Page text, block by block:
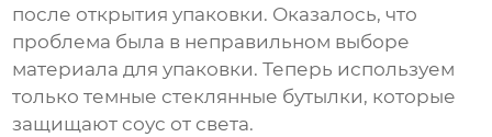
после открытия упаковки. Оказалось, что
проблема была в неправильном выборе
материала для упаковки. Теперь используем
только темные стеклянные бутылки, которые
защищают соус от света.